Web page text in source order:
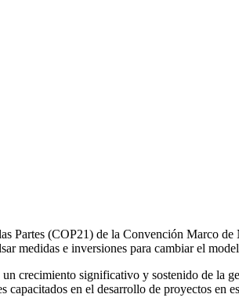
Partes (COP21) de la Convención Marco
medidas e inversiones para cambiar el
un crecimiento significativo y sostenido de la
capacitados en el desarrollo de proyectos en